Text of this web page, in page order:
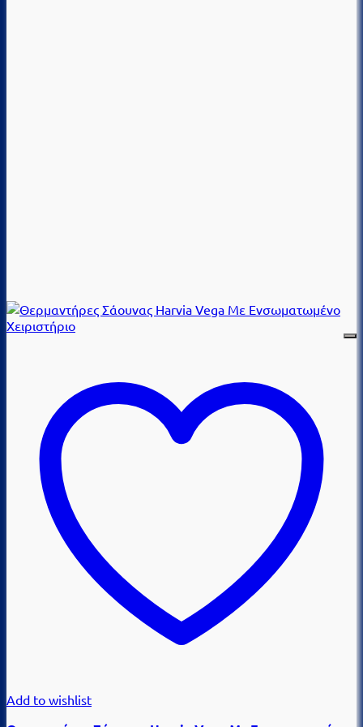
Add to wishlist